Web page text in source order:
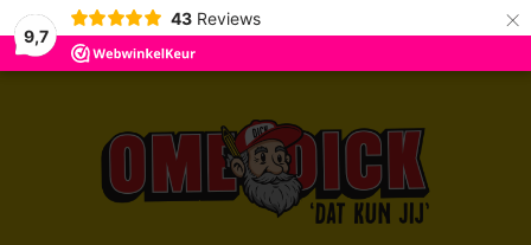
9,7
43 Reviews ×